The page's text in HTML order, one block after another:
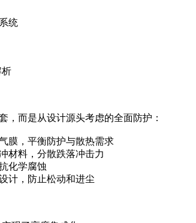
统
析
，而是从设计源头考虑的全面防护：
膜，平衡防护与散热需求
材料，分散跌落冲击力
化学腐蚀
计，防止松动和进尘